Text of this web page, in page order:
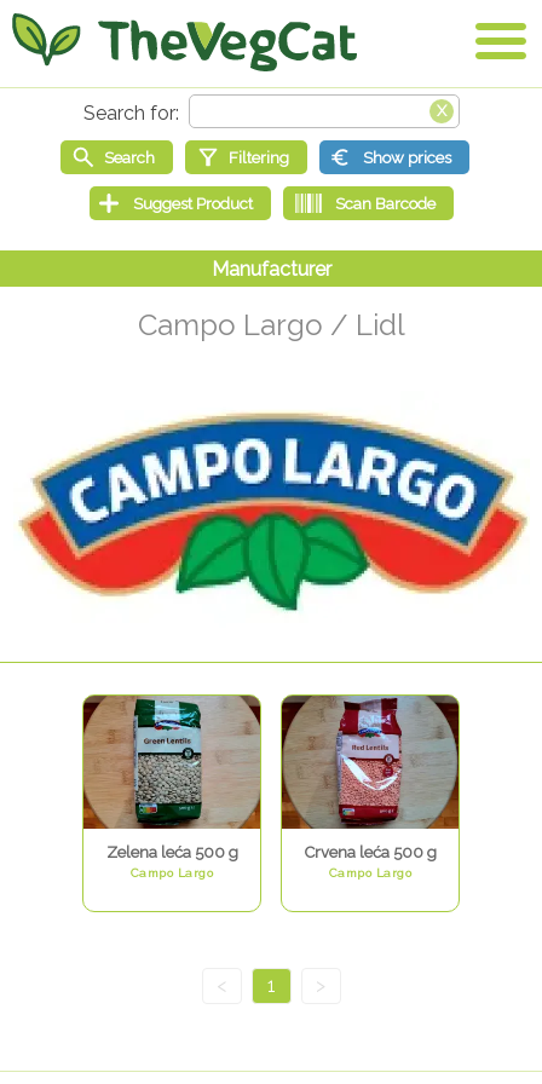
Campo Largo / Lidl
Zelena leća 500 g
Campo Largo
Crvena leća 500 g
Campo Largo
< 1 >